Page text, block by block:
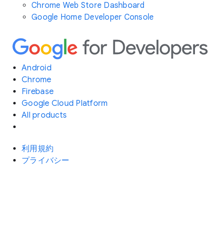
Chrome Web Store Dashboard
Google Home Developer Console
Android
Chrome
Firebase
Google Cloud Platform
All products
利用規約
プライバシー